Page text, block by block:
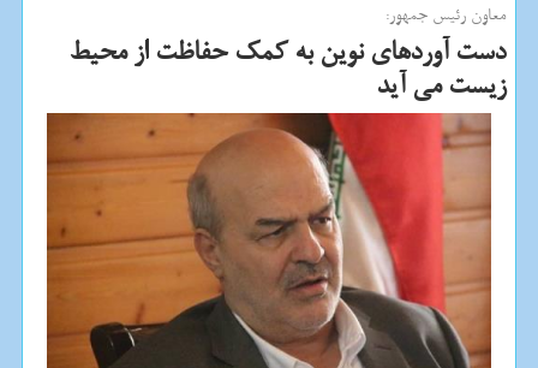
معاون رئیس جمهور:
دست آوردهای نوین به كمك حفاظت از محیط
زیست می آید